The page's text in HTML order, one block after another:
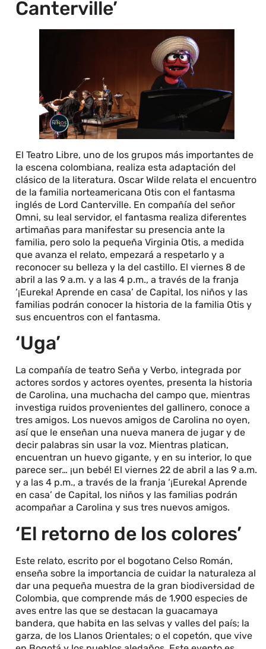
Canterville’
El Teatro Libre, uno de los grupos más importantes de
la escena colombiana, realiza esta adaptación del
clásico de la literatura. Oscar Wilde relata el encuentro
de la familia norteamericana Otis con el fantasma
inglés de Lord Canterville. En compañía del señor
Omni, su leal servidor, el fantasma realiza diferentes
artimañas para manifestar su presencia ante la
familia, pero solo la pequeña Virginia Otis, a medida
que avanza el relato, empezará a respetarlo y a
reconocer su belleza y la del castillo. El viernes 8 de
abril a las 9 a.m. y a las 4 p.m., a través de la franja
‘¡Eureka! Aprende en casa’ de Capital, los niños y las
familias podrán conocer la historia de la familia Otis y
sus encuentros con el fantasma.
‘Uga’
La compañía de teatro Seña y Verbo, integrada por
actores sordos y actores oyentes, presenta la historia
de Carolina, una muchacha del campo que, mientras
investiga ruidos provenientes del gallinero, conoce a
tres amigos. Los nuevos amigos de Carolina no oyen,
así que le enseñan una nueva manera de jugar y de
decir palabras sin usar la voz. Mientras platican,
encuentran un huevo gigante, y en su interior, lo que
parece ser… ¡un bebé! El viernes 22 de abril a las 9 a.m.
y a las 4 p.m., a través de la franja ‘¡Eureka! Aprende
en casa’ de Capital, los niños y las familias podrán
acompañar a Carolina y sus tres nuevos amigos.
‘El retorno de los colores’
Este relato, escrito por el bogotano Celso Román,
enseña sobre la importancia de cuidar la naturaleza al
dar una pequeña muestra de la gran biodiversidad de
Colombia, que comprende más de 1.900 especies de
aves entre las que se destacan la guacamaya
bandera, que habita en las selvas y valles del país; la
garza, de los Llanos Orientales; o el copetón, que vive